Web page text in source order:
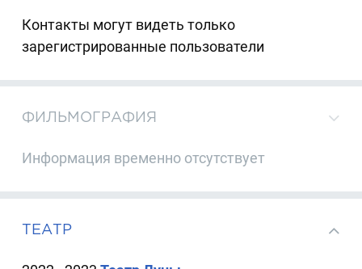
Контакты могут видеть только
зарегистрированные пользователи
ФИЛЬМОГРАФИЯ
Информация временно отсутствует
ТЕАТР